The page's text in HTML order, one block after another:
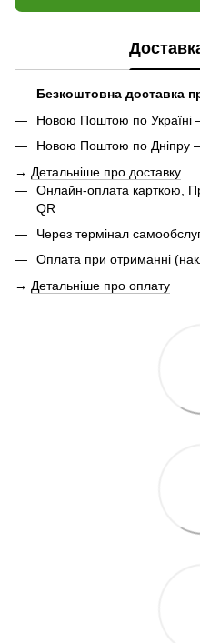
Безкоштовна доставка
Новою Поштою по Україні
Новою Поштою по Дніпру
→ Детальніше про доставку
Онлайн-оплата карткою,
QR
Через термінал
Оплата при отриманні
→ Детальніше про оплату